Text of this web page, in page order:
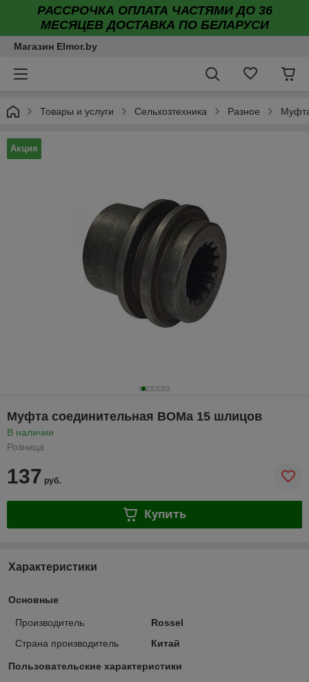
РАССРОЧКА ОПЛАТА ЧАСТЯМИ ДО 36
МЕСЯЦЕВ ДОСТАВКА ПО БЕЛАРУСИ
Магазин Elmor.by
Товары и услуги Сельхозтехника Разное
Акция
Муфта соединительная ВОМа 15 шлицов
В наличии
Розница
137 руб.
Купить
Характеристики
Основные
Производитель
Rossel
Страна производитель
Китай
Пользовательские характеристики